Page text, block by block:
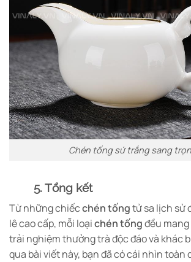
Chén tống sứ trắng sang
5. Tổng kết
Từ những chiếcchén tốngtử sa lịch sử
lê cao cấp, mỗi loạichén tốngđều
trải nghiệm thưởng trà độc đáo và khác
qua bài viết này, bạn đã có cái nhìn toàn